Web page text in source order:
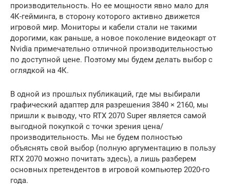
производительность. Но ее мощности явно мало для
4К-гейминга, в сторону которого активно движется
игровой мир. Мониторы и кабели стали не такими
дорогими, как раньше, а новое поколение видеокарт от
Nvidia примечательно отличной производительностью
по доступной цене. Поэтому мы будем делать выбор с
оглядкой на 4К.
В одной из прошлых публикаций, где мы выбирали
графический адаптер для разрешения 3840 × 2160, мы
пришли к выводу, что RTX 2070 Super является самой
выгодной покупкой с точки зрения цена/
производительность. Мы не будем полностью
объяснять свой выбор (полную аргументацию в пользу
RTX 2070 можно почитать здесь), а лишь разберем
основных претендентов в игровой компьютер 2020-го
года.